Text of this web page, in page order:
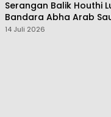
Serangan Balik Houthi
Bandara Abha Arab
14 Juli 2026